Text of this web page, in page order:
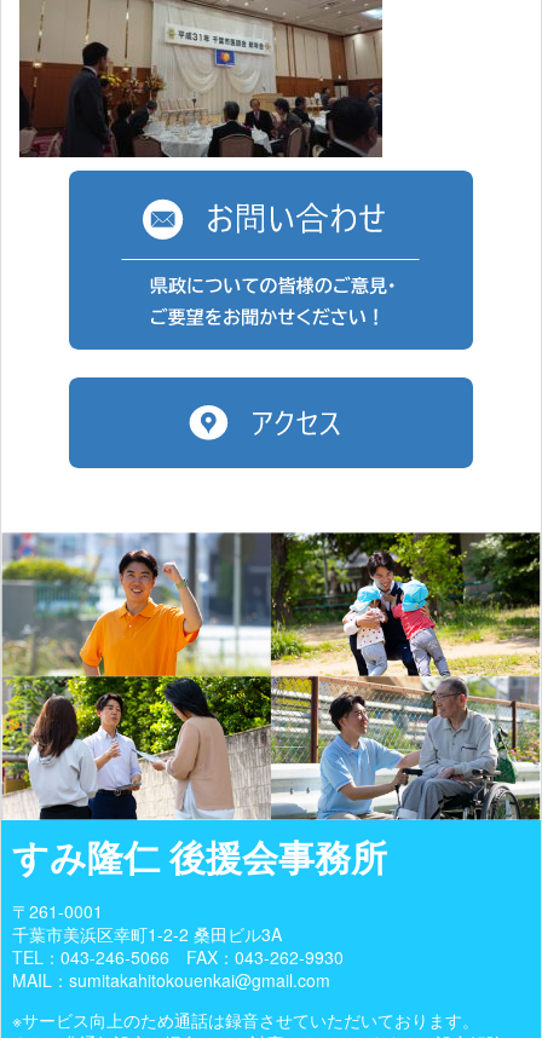
すみ隆仁 後援会事務所
〒261-0001
千葉市美浜区幸町1-2-2 桑田ビル3A
TEL： 043-246-5066 FAX：043-262-9930
MAIL：sumitakahitokouenkai@gmail.com
※サービス向上のため通話は録音させていただいております。